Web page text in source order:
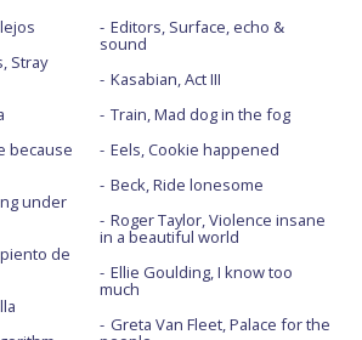
Stray
because
under
de
Editors, Surface, echo &
sound
Kasabian, Act III
Train, Mad dog in the fog
Eels, Cookie happened
Beck, Ride lonesome
Roger Taylor, Violence insane
in a beautiful world
Ellie Goulding, I know too
much
Greta Van Fleet, Palace for the